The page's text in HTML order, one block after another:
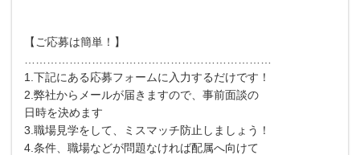
【ご応募は簡単！】
1.下記にある応募フォームに入力するだけです！
2.弊社からメールが届きますので、事前面談の
日時を決めます
3.職場見学をして、ミスマッチ防止しましょう！
4.条件、職場などが問題なければ配属へ向けて